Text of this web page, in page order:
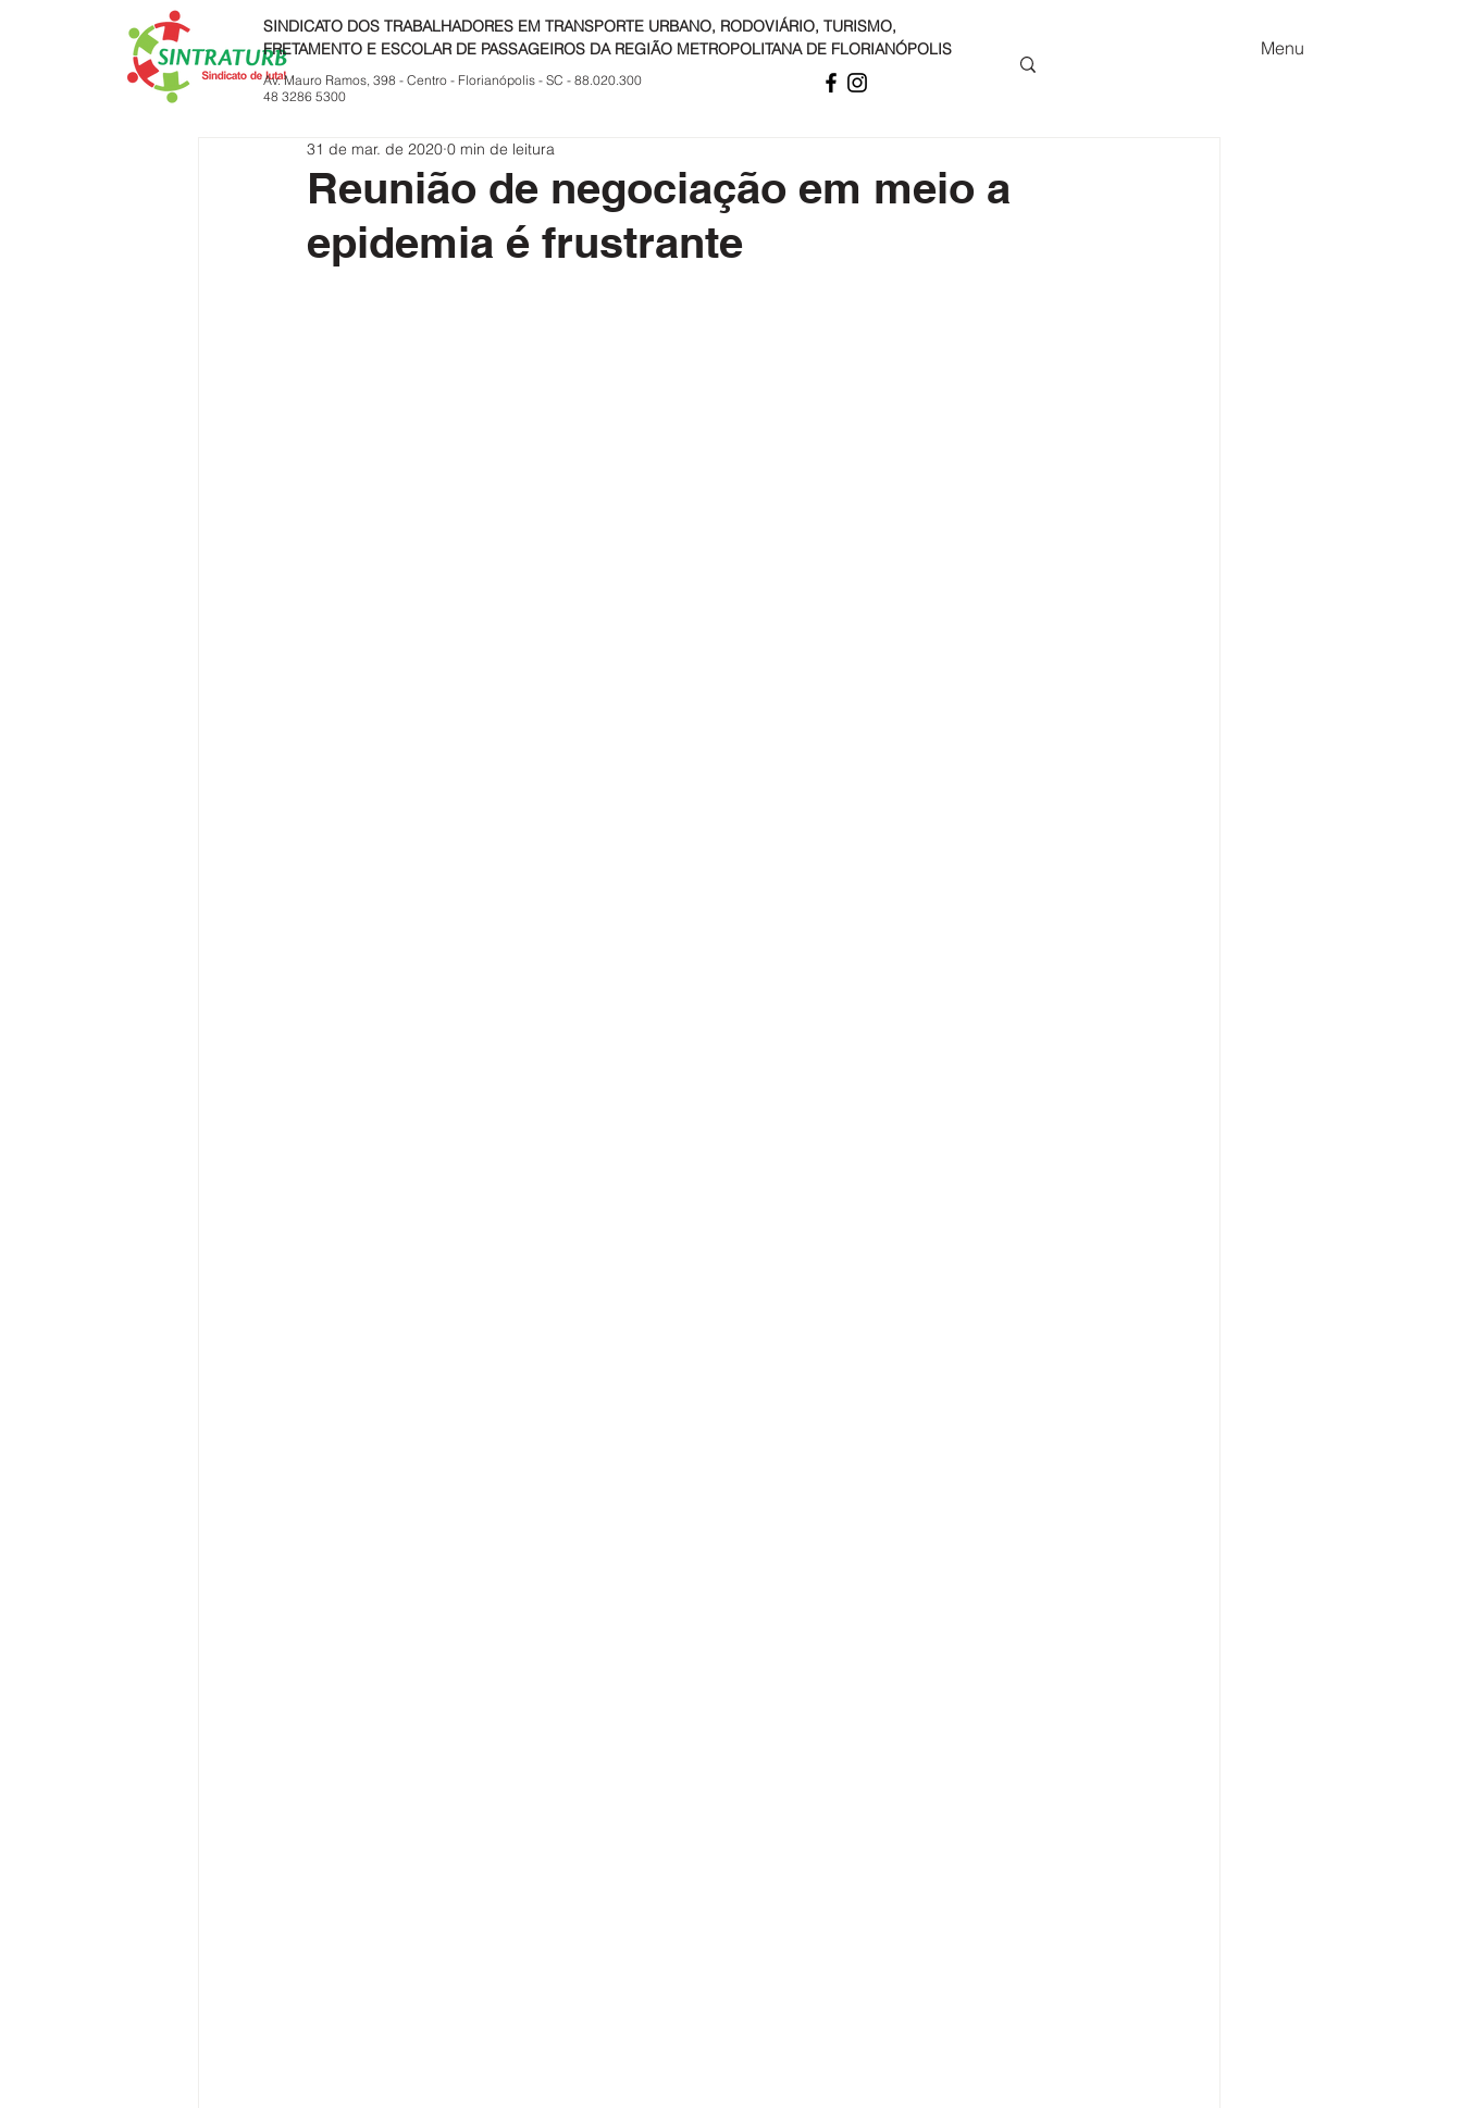
Menu
SINDICATO DOS TRABALHADORES EM TRANSPORTE URBANO, RODOVIÁRIO, TURISMO,
FRETAMENTO E ESCOLAR DE PASSAGEIROS DA REGIÃO METROPOLITANA DE FLORIANÓPOLIS
Av. Mauro Ramos, 398 - Centro - Florianópolis - SC - 88.020.300
48 3286 5300
Reunião de negociação em meio a
epidemia é frustrante
31 de mar. de 2020 0 min de leitura